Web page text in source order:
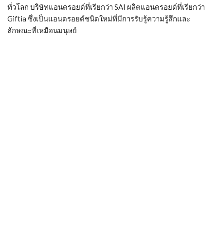
ทั่วโลก บริษัทแอนดรอยด์ที่เรียกว่า SAI ผลิตแอนดรอยด์ที่เรียกว่า
Giftia ซึ่งเป็นแอนดรอยด์ชนิดใหม่ที่มีการรับรู้ความรู้สึกและ
ลักษณะที่เหมือนมนุษย์